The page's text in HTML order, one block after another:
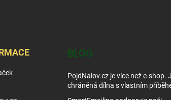
BLOG
PojdNalov.cz je více než e-shop.
chráněná dílna s vlastním